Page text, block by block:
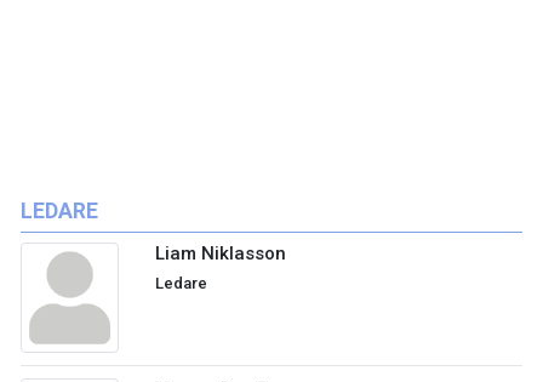
LEDARE
Liam Niklasson
Ledare